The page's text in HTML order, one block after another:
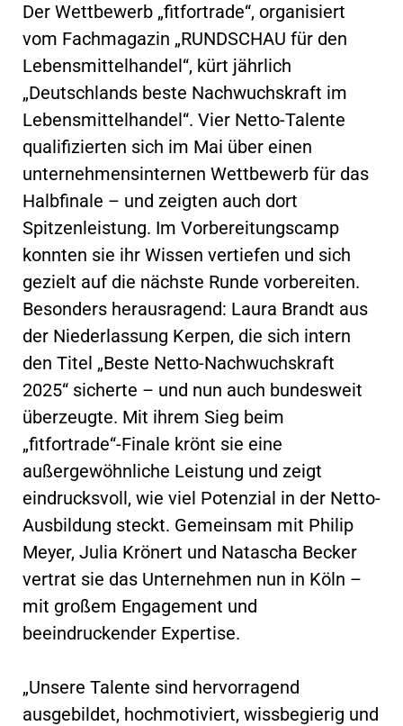
Der Wettbewerb „fitfortrade“, organisiert
vom Fachmagazin „RUNDSCHAU für den
Lebensmittelhandel“, kürt jährlich
„Deutschlands beste Nachwuchskraft im
Lebensmittelhandel“. Vier Netto-Talente
qualifizierten sich im Mai über einen
unternehmensinternen Wettbewerb für das
Halbfinale – und zeigten auch dort
Spitzenleistung. Im Vorbereitungscamp
konnten sie ihr Wissen vertiefen und sich
gezielt auf die nächste Runde vorbereiten.
Besonders herausragend: Laura Brandt aus
der Niederlassung Kerpen, die sich intern
den Titel „Beste Netto-Nachwuchskraft
2025“ sicherte – und nun auch bundesweit
überzeugte. Mit ihrem Sieg beim
„fitfortrade“-Finale krönt sie eine
außergewöhnliche Leistung und zeigt
eindrucksvoll, wie viel Potenzial in der Netto-
Ausbildung steckt. Gemeinsam mit Philip
Meyer, Julia Krönert und Natascha Becker
vertrat sie das Unternehmen nun in Köln –
mit großem Engagement und
beeindruckender Expertise.
„Unsere Talente sind hervorragend
ausgebildet, hochmotiviert, wissbegierig und